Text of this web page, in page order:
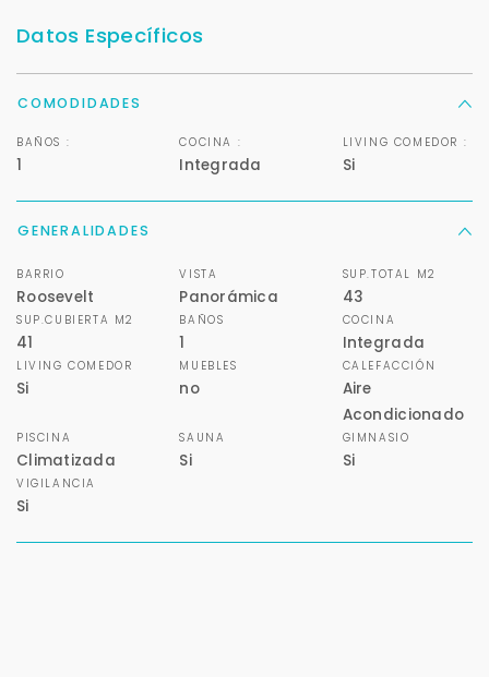
Datos Específicos
COMODIDADES
BAÑOS :
1
COCINA :
Integrada
LIVING COMEDOR :
Si
GENERALIDADES
BARRIO
Roosevelt
VISTA
Panorámica
SUP.TOTAL M2
43
SUP.CUBIERTA M2
41
BAÑOS
1
COCINA
Integrada
LIVING COMEDOR
Si
MUEBLES
no
CALEFACCIÓN
Aire
Acondicionado
PISCINA
Climatizada
SAUNA
Si
GIMNASIO
Si
VIGILANCIA
Si